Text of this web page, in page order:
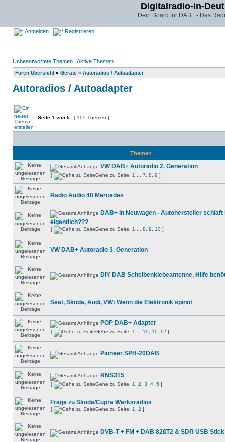
Digitalradio-in-
Dein Board für DAB+ - Das
Anmelden Registrieren
Unbeantwortete Themen | Aktive Themen
Foren-Übersicht» Geräte » Autoradios / Autoadapter
Autoradios / Autoadapter
Seite 1 von 5 [ 105 Themen ]
Themen
VW DAB+ Autoradio 2. Generation
[ Gehe zu Seite: 1 7 8 9 ]
Radio Audio 40 Mercedes
DAB+ in Neuwagen - Autohersteller schlaft
eigentlich???
[ Gehe zu Seite: 1 8 9 10 ]
VW DAB+ Autoradio 3. Generation
DIY DAB Scheibenklebeantenne, Hilfe
Seat, Skoda, Audi, VW: Wenn die Elektronik spinnt
POP DAB+ Adapter
[ Gehe zu Seite: 1 10 11 12 ]
Pioneer SPH-20DAB
RNS315
[ Gehe zu Seite: 1 2 3 4 5 ]
Frage zu Skoda/Cupra Werksradios
[ Gehe zu Seite: 1 2 ]
DVB-T + FM + DAB 82ßT2 & SDR USB Stick